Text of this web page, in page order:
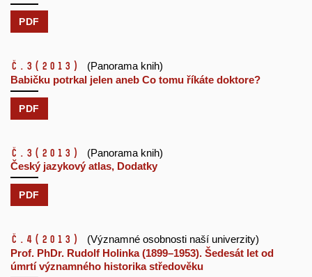
PDF
č.3 (2013)
(Panorama knih)
Babičku potrkal jelen aneb Co tomu říkáte doktore?
PDF
č.3 (2013)
(Panorama knih)
Český jazykový atlas, Dodatky
PDF
č.4 (2013)
(Významné osobnosti naší univerzity)
Prof. PhDr. Rudolf Holinka (1899–1953). Šedesát let od
úmrtí významného historika středověku